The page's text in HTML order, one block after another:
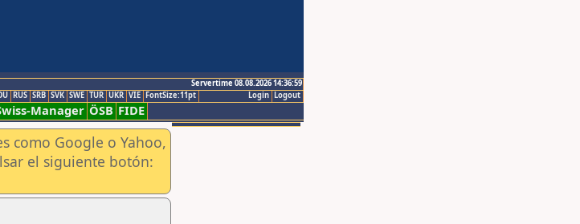
Servertime 08.08.2026 14:36:59
Logout
Login
RUS SRB SVK SWE TUR UKR VIE FontSize:11pt
Manager ÖSB FIDE
como Google o Yahoo,
el siguiente botón: